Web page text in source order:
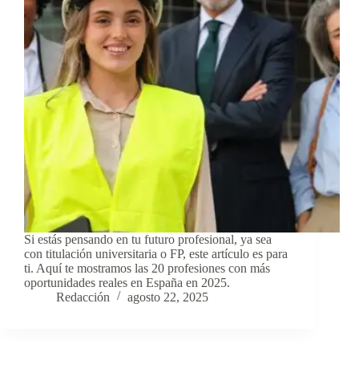
Si estás pensando en tu futuro profesional, ya sea
con titulación universitaria o FP, este artículo es para
ti. Aquí te mostramos las 20 profesiones con más
oportunidades reales en España en 2025.
Redacción
agosto 22, 2025